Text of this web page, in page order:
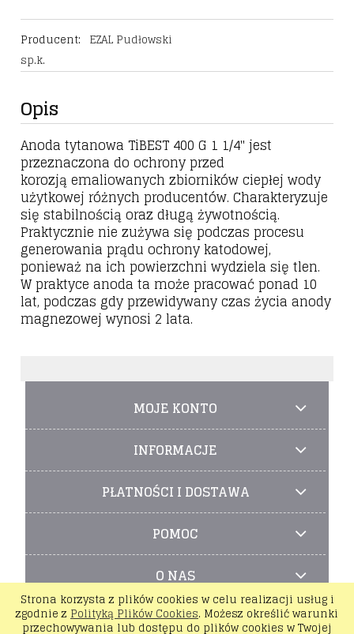
Strona korzysta z plików cookies w celu realizacji usług i
zgodnie z Polityką Plików Cookies. Możesz określić warunki
przechowywania lub dostępu do plików cookies w Twojej
Producent: EZAL Pudłowski
sp.k.
Opis
Anoda tytanowa TiBEST 400 G 1 1/4" jest
przeznaczona do ochrony przed
korozją emaliowanych zbiorników ciepłej wody
użytkowej różnych producentów. Charakteryzuje
się stabilnością oraz długą żywotnością.
Praktycznie nie zużywa się podczas procesu
generowania prądu ochrony katodowej,
ponieważ na ich powierzchni wydziela się tlen.
W praktyce anoda ta może pracować ponad 10
lat, podczas gdy przewidywany czas życia anody
magnezowej wynosi 2 lata.
MOJE KONTO
INFORMACJE
PŁATNOŚCI I DOSTAWA
POMOC
O NAS
pokaż pełną wersję strony